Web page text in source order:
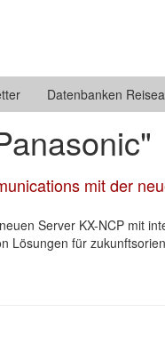
Datenbanken
mit der
Server KX-NCP mit
Lösungen für